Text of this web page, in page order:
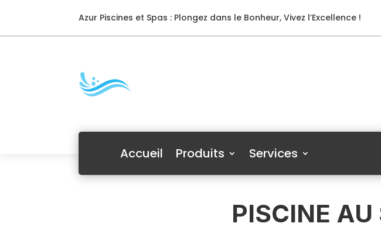
Azur Piscines et Spas : Plongez dans le Bonheur, Vivez l’Excellence !
Accueil Produits Services
PISCINE AU